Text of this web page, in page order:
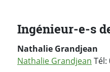
Ingénieur-e-s
Nathalie Grandjean
Nathalie Grandjean Tél: